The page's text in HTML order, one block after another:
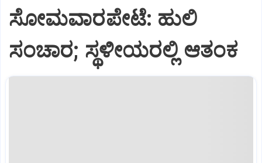
ಸೋಮವಾರಪೇಟೆ: ಹುಲಿ
ಸಂಚಾರ; ಸ್ಥಳೀಯರಲ್ಲಿ ಆತಂಕ